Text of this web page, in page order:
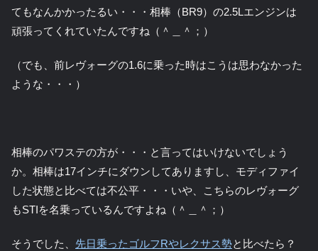
てもなんかかったるい・・・相棒（BR9）の2.5Lエンジンは
頑張ってくれていたんですね（＾＿＾；）
（でも、前レヴォーグの1.6に乗った時はこうは思わなかった
ような・・・）
相棒のパワステの方が・・・と言ってはいけないでしょう
か。相棒は17インチにダウンしてありますし、モディファイ
した状態と比べては不公平・・・いや、こちらのレヴォーグ
もSTIを名乗っているんですよね（＾＿＾；）
そうでした、 先日乗ったゴルフRやレクサス勢と比べたら？